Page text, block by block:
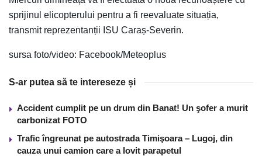
sprijinul elicopterului pentru a fi reevaluate situația,
transmit reprezentanții ISU Caraș-Severin.
sursa foto/video: Facebook/Meteoplus
S-ar putea să te intereseze și
Accident cumplit pe un drum din Banat! Un şofer a murit
carbonizat FOTO
Trafic îngreunat pe autostrada Timişoara – Lugoj, din
cauza unui camion care a lovit parapetul